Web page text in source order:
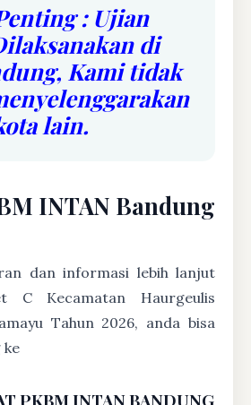
: Ujian
di
Kami tidak
lain.
INTAN Bandung
dan informasi lebih lanjut
C Kecamatan Haurgeulis
Tahun 2026, anda bisa
ke
PKBM INTAN BANDUNG